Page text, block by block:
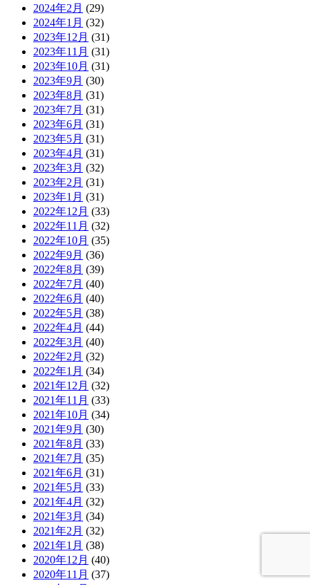
2024年2月 (29)
2024年1月 (32)
2023年12月 (31)
2023年11月 (31)
2023年10月 (31)
2023年9月 (30)
2023年8月 (31)
2023年7月 (31)
2023年6月 (31)
2023年5月 (31)
2023年4月 (31)
2023年3月 (32)
2023年2月 (31)
2023年1月 (31)
2022年12月 (33)
2022年11月 (32)
2022年10月 (35)
2022年9月 (36)
2022年8月 (39)
2022年7月 (40)
2022年6月 (40)
2022年5月 (38)
2022年4月 (44)
2022年3月 (40)
2022年2月 (32)
2022年1月 (34)
2021年12月 (32)
2021年11月 (33)
2021年10月 (34)
2021年9月 (30)
2021年8月 (33)
2021年7月 (35)
2021年6月 (31)
2021年5月 (33)
2021年4月 (32)
2021年3月 (34)
2021年2月 (32)
2021年1月 (38)
2020年12月 (40)
2020年11月 (37)